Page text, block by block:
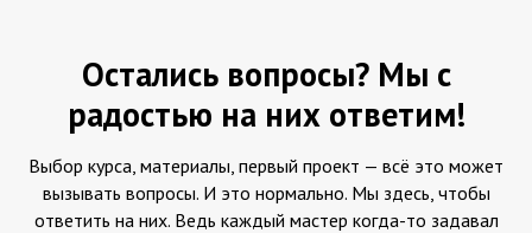
Остались вопросы? Мы с
радостью на них ответим!
Выбор курса, материалы, первый проект — всё это может
вызывать вопросы. И это нормально. Мы здесь, чтобы
ответить на них. Ведь каждый мастер когда-то задавал